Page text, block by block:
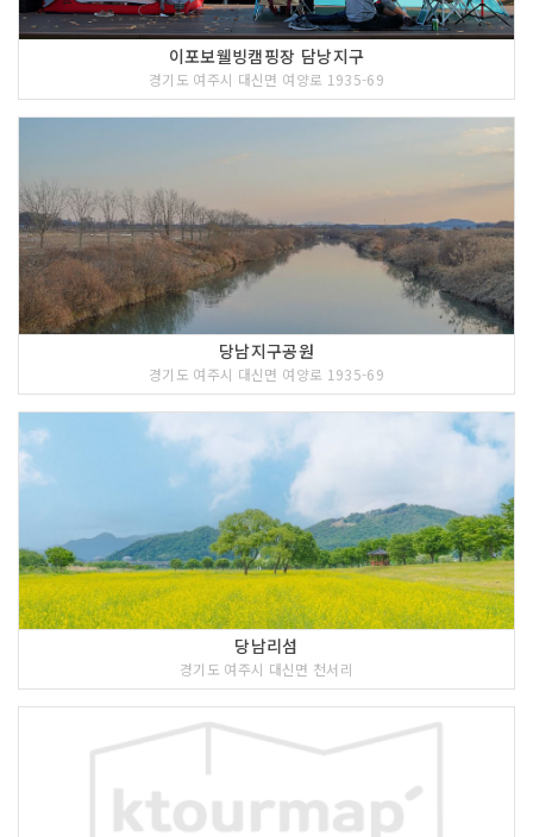
이포보웰빙캠핑장 담낭지구
경기도 여주시 대신면 여양로 1935-69
당남지구공원
경기도 여주시 대신면 여양로 1935-69
당남리섬
경기도 여주시 대신면 천서리